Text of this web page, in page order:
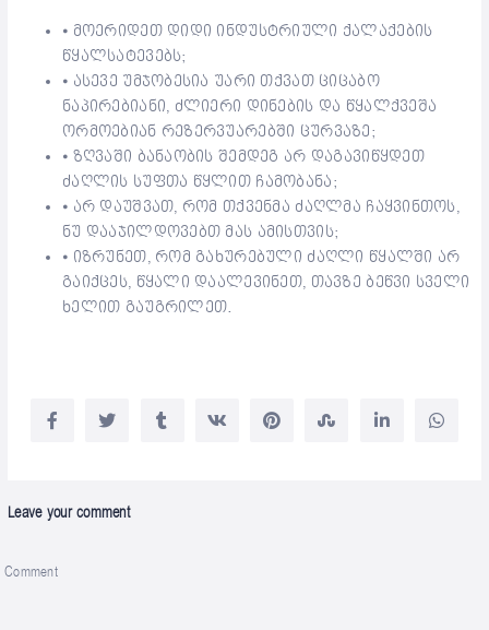
⦁ მოერიდეთ დიდი ინდუსტრიული ქალაქების
წყალსატევებს;
⦁ ასევე უმჯობესია უარი თქვათ ციცაბო
ნაპირებიანი, ძლიერი დინების და წყალქვეშა
ორმოებიან რეზერვუარებში ცურვაზე;
⦁ ზღვაში ბანაობის შემდეგ არ დაგავიწყდეთ
ძაღლის სუფთა წყლით ჩამობანა;
⦁ არ დაუშვათ, რომ თქვენმა ძაღლმა ჩაყვინთოს,
ნუ დააჯილდოვებთ მას ამისთვის;
⦁ იზრუნეთ, რომ გახურებული ძაღლი წყალში არ
გაიქცეს, წყალი დაალევინეთ, თავზე ბეწვი სველი
ხელით გაუგრილეთ.
Leave your comment
Comment